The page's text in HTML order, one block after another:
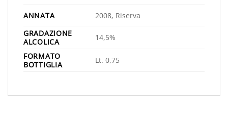
ANNATA
2008, Riserva
GRADAZIONE
ALCOLICA
14,5%
FORMATO
BOTTIGLIA
Lt. 0,75